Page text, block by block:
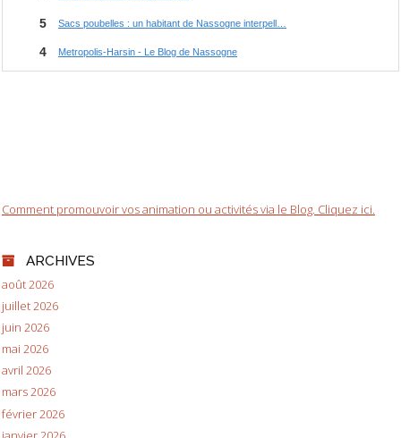
Comment promouvoir vos animation ou activités via le Blog. Cliquez ici.
ARCHIVES
août 2026
juillet 2026
juin 2026
mai 2026
avril 2026
mars 2026
février 2026